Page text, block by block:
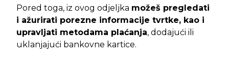
Pored toga, iz ovog odjeljka možeš pregledati
i ažurirati porezne informacije tvrtke, kao i
upravljati metodama plaćanja, dodajući ili
uklanjajući bankovne kartice.